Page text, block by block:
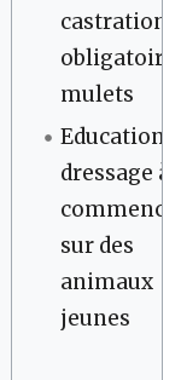
castration
obligatoire
mulets
Education
dressage à
sur des
animaux
jeunes